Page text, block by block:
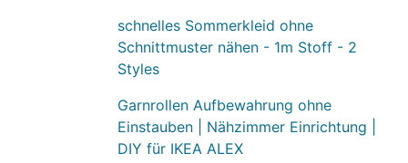
schnelles Sommerkleid ohne
Schnittmuster nähen - 1m Stoff - 2
Styles
Garnrollen Aufbewahrung ohne
Einstauben | Nähzimmer Einrichtung |
DIY für IKEA ALEX